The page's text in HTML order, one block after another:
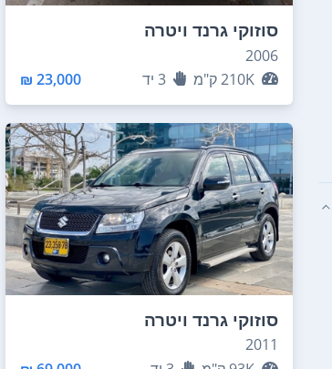
סוזוקי גרנד ויטרה
2006
210Kק"מ 3 יד 23,000 ₪
סוזוקי גרנד ויטרה
2011